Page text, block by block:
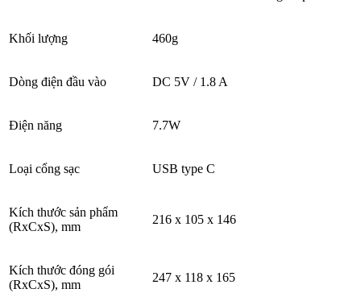
Khối lượng 460g
Dòng điện đầu vào DC 5V / 1.8 A
Điện năng 7.7W
Loại cổng sạc USB type C
Kích thước sản phẩm
(RxCxS), mm
216 x 105 x 146
Kích thước đóng gói
(RxCxS), mm
247 x 118 x 165